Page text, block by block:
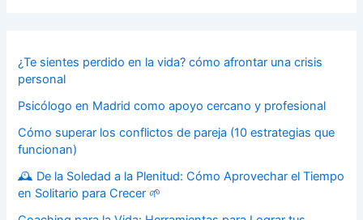
¿Te sientes perdido en la vida? cómo afrontar una crisis
personal
Psicólogo en Madrid como apoyo cercano y profesional
Cómo superar los conflictos de pareja (10 estrategias que
funcionan)
🕰️ De la Soledad a la Plenitud: Cómo Aprovechar el Tiempo
en Solitario para Crecer 🌱